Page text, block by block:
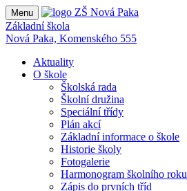
Menu
Základní škola
Nová Paka, Komenského 555
Aktuality
O škole
Školská rada
Školní družina
Speciální třídy
Plán akcí
Základní informace o škole
Historie školy
Fotogalerie
Harmonogram školního roku
Zápis do prvních tříd